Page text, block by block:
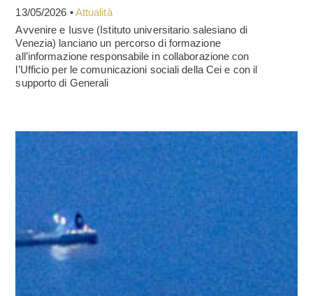
13/05/2026 •Attualità
Avvenire e Iusve (Istituto universitario salesiano di
Venezia) lanciano un percorso di formazione
all’informazione responsabile in collaborazione con
l’Ufficio per le comunicazioni sociali della Cei e con il
supporto di Generali